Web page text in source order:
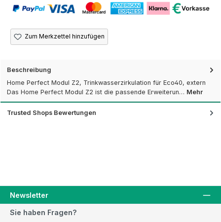
Zum Merkzettel hinzufügen
Beschreibung
Home Perfect Modul Z2, Trinkwasserzirkulation für Eco40, extern
Das Home Perfect Modul Z2 ist die passende Erweiterun… Mehr
Trusted Shops Bewertungen
Newsletter
Sie haben Fragen?